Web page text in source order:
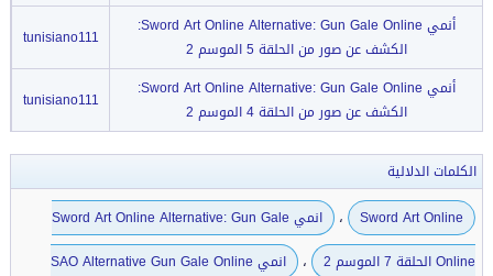
أنمي Sword Art Online Alternative: Gun Gale Online:
الكشف عن صور من الحلقة 5 الموسم 2
tunisiano111
أنمي Sword Art Online Alternative: Gun Gale Online:
الكشف عن صور من الحلقة 4 الموسم 2
tunisiano111
الكلمات الدلالية
Sword Art Online
،
انمي Sword Art Online Alternative: Gun Gale
Online الحلقة 7 الموسم 2
،
انمي SAO Alternative Gun Gale Online